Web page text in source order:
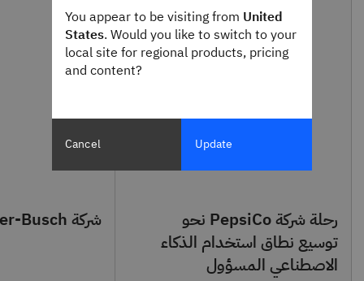
رحلة شركة PepsiCo نحو
توسيع نطاق استخدام الذكاء
الاصطناعي المسؤول
شركة Anheuser-Busch
You appear to be visiting from United
States. Would you like to switch to your
local site for regional products, pricing
and content?
Cancel Update